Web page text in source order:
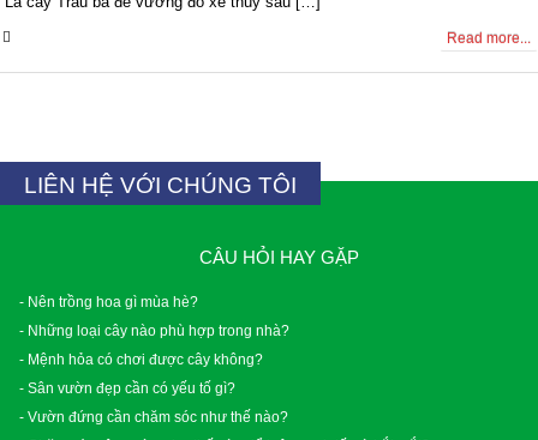
Read more...
LIÊN HỆ VỚI CHÚNG TÔI
CÂU HỎI HAY GẶP
- Nên trồng hoa gì mùa hè?
- Những loại cây nào phù hợp trong nhà?
- Mệnh hỏa có chơi được cây không?
- Sân vườn đẹp cần có yếu tố gì?
- Vườn đứng cần chăm sóc như thế nào?